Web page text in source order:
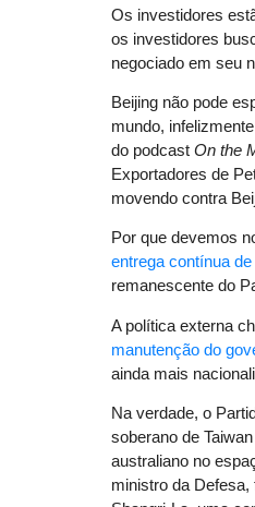
Os investidores
os investidores
negociado em seu
Beijing não pode
mundo,
do podcast On the
Exportadores de
movendo contra
Por que devemos
entrega contínua
remanescente do
A política externa
manutenção do
ainda mais
Na verdade, o
soberano de
australiano no
ministro da